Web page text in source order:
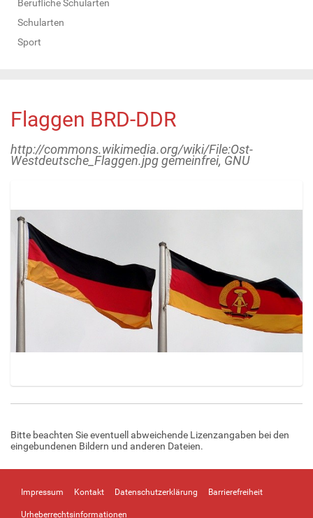
Berufliche Schularten
Schularten
Sport
Flaggen BRD-DDR
http://commons.wikimedia.org/wiki/File:Ost-
Westdeutsche_Flaggen.jpg gemeinfrei, GNU
e
g
e
Bitte beachten Sie eventuell abweichende Lizenzangaben bei den
eingebundenen Bildern und anderen Dateien.
Impressum Kontakt Datenschutzerklärung Barrierefreiheit
Urheberrechtsinformationen